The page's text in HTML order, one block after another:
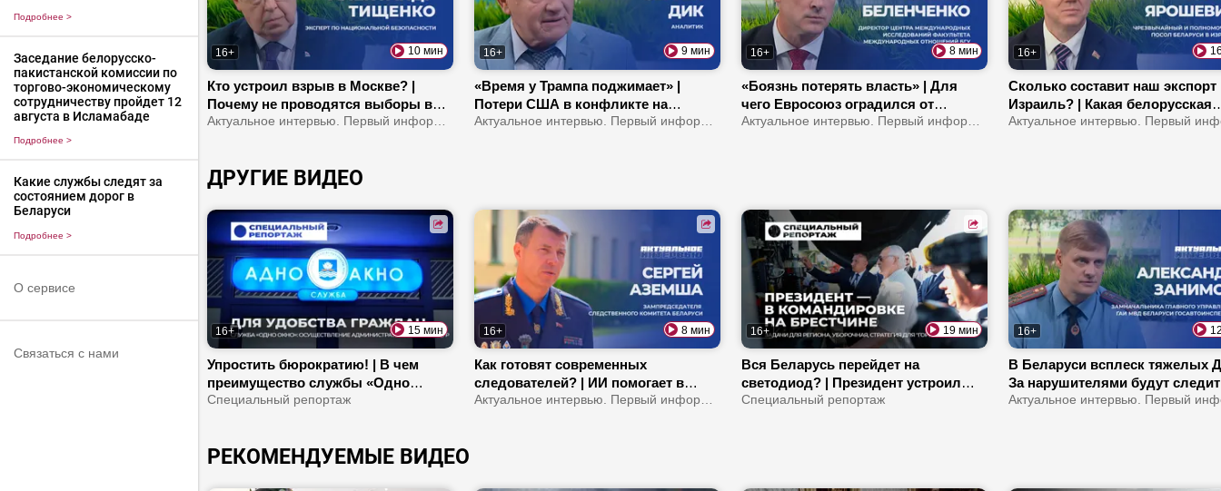
Подробнее >
Заседание белорусско-
пакистанской комиссии по
торгово-экономическому
сотрудничеству пройдет 12
августа в Исламабаде
Подробнее >
Какие службы следят за
состоянием дорог в
Беларуси
Подробнее >
О сервисе
Связаться с нами
16+ 10 мин
Кто устроил взрыв в Москве? |
Почему не проводятся выборы в
Украине? | Зеленского хотят
Актуальное интервью. Первый информационный
16+ 9 мин
«Время у Трампа поджимает» |
Потери США в конфликте на
Ближнем Востоке | Европа станетАктуальное интервью. Первый информационный
16+ 8 мин
«Боязнь потерять власть» | Для
чего Евросоюз оградился от
Испании? | Чем обернулся прорыв
Актуальное интервью. Первый информационный
16+
Сколько составит наш экспорт
Израиль? | Какая белорусская
продукция популярна в
ДРУГИЕ ВИДЕО
16+ 15 мин
Упростить бюрократию! | В чем
преимущество службы «Одно
окно»? | Какие специалисты там
Специальный репортаж
16+ 8 мин
Как готовят современных
следователей? | ИИ помогает в
работе СК? | Сколько убийств
Актуальное интервью. Первый информационный
16+ 19 мин
Вся Беларусь перейдет на
светодиод? | Президент устроил
жесткий разбор в Брестской
Специальный репортаж
16+
В Беларуси всплеск тяжелых
За нарушителями будут
квадрокоптеры | Что
РЕКОМЕНДУЕМЫЕ ВИДЕО